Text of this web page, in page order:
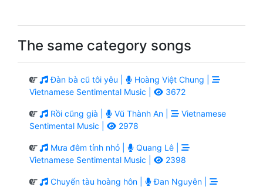
The same category songs
Đàn bà cũ tôi yêu |
Hoàng Việt Chung |
Vietnamese Sentimental Music |
3672
Rồi cũng già | Vũ Thành An |
Vietnamese
Sentimental Music |
2978
Mưa đêm tỉnh nhỏ |
Quang Lê |
Vietnamese Sentimental Music |
2398
Chuyến tàu hoàng hôn |
Đan Nguyên |